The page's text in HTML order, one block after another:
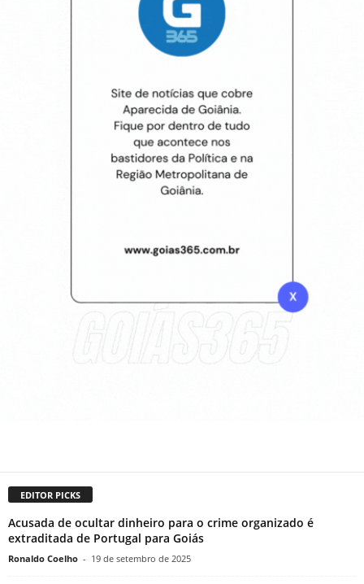
EDITOR PICKS
Acusada de ocultar dinheiro para o crime organizado é
extraditada de Portugal para Goiás
Ronaldo Coelho - 19 de setembro de 2025